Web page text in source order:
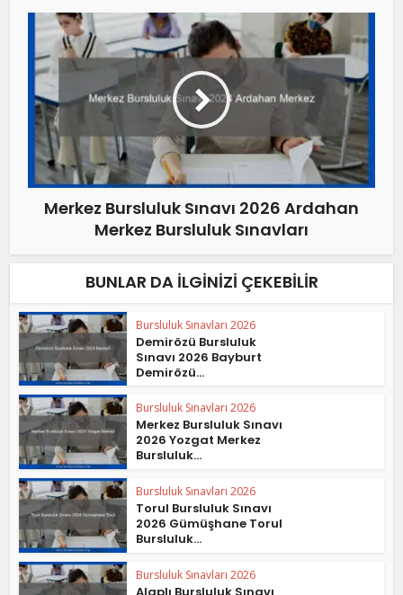
Merkez Bursluluk Sınavı 2026 Ardahan
Merkez Bursluluk Sınavları
BUNLAR DA İLGINIZI ÇEKEBILIR
Bursluluk Sınavları 2026
Demirözü Bursluluk
Sınavı 2026 Bayburt
Demirözü...
Bursluluk Sınavları 2026
Merkez Bursluluk Sınavı
2026 Yozgat Merkez
Bursluluk...
Bursluluk Sınavları 2026
Torul Bursluluk Sınavı
2026 Gümüşhane Torul
Bursluluk...
Bursluluk Sınavları 2026